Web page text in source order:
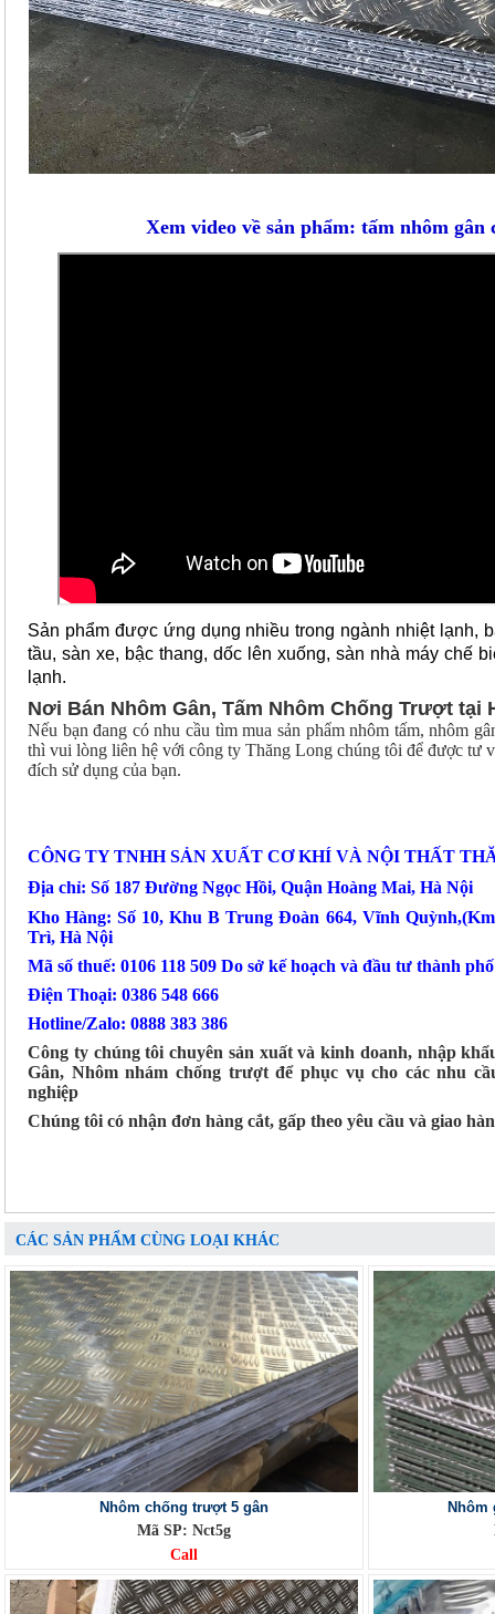
Xem video về sản phẩm: tấm nhôm gân
Sản phẩm được ứng dụng nhiều trong ngành nhiệt lạnh,
tầu, sàn xe, bậc thang, dốc lên xuống, sàn nhà máy chế
lạnh.
Nơi Bán Nhôm Gân, Tấm Nhôm Chống Trượt tại
Nếu bạn đang có nhu cầu tìm mua sản phẩm nhôm tấm, nhôm
thì vui lòng liên hệ với công ty Thăng Long chúng tôi để được tư
đích sử dụng của bạn.
CÔNG TY TNHH SẢN XUẤT CƠ KHÍ VÀ NỘI THẤT
Địa chỉ: Số 187 Đường Ngọc Hồi, Quận Hoàng Mai, Hà Nội
Kho Hàng: Số 10, Khu B Trung Đoàn 664, Vĩnh
Trì, Hà Nội
Mã số thuế: 0106 118 509 Do sở kế hoạch và đầu tư thành
Điện Thoại: 0386 548 666
Hotline/Zalo: 0888 383 386
Công ty chúng tôi chuyên sản xuất và kinh doanh, nhập
Gân, Nhôm nhám chống trượt để phục vụ cho các nhu
nghiệp
Chúng tôi có nhận đơn hàng cắt, gấp theo yêu cầu và giao
CÁC SẢN PHẨM CÙNG LOẠI KHÁC
Nhôm chống trượt 5 gân
Mã SP: Nct5g
Call
Nhôm